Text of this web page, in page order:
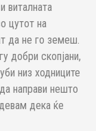
виталната
цутот на
да не го земеш.
добри скопјани,
низ ходниците
направи нешто
дека ќе